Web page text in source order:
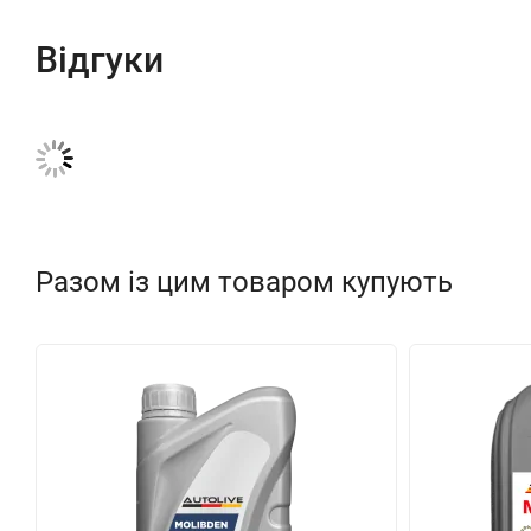
Відгуки
Разом із цим товаром купують